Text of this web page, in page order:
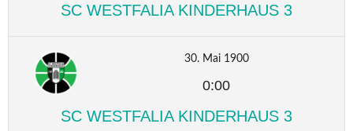
SC WESTFALIA KINDERHAUS 3
30. Mai 1900
0:00
SC WESTFALIA KINDERHAUS 3